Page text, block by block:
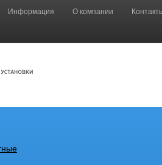
Информация О компании